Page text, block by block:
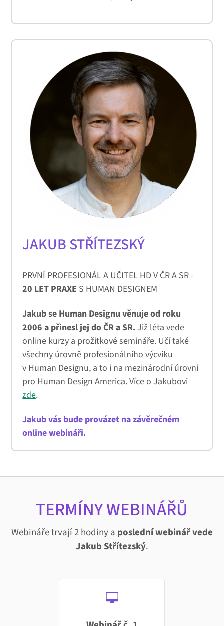
JAKUB STŘÍTEZSKÝ
PRVNÍ PROFESIONÁL A UČITEL HD V ČR A SR -
20 LET PRAXE S HUMAN DESIGNEM
Jakub se Human Designu věnuje od roku
2006 a přinesl jej do ČR a SR.Již léta vede
online kurzy a prožitkové semináře. Učí také
všechny úrovně profesionálního výcviku
v Human Designu, a to i na mezinárodní úrovni
pro Human Design America. Více o Jakubovi
zde.
Jakub vás bude provázet na závěrečném
online webináři.
TERMÍNY WEBINÁŘŮ
Webináře trvají 2 hodiny a poslední webinář vede
Jakub Střítezský.